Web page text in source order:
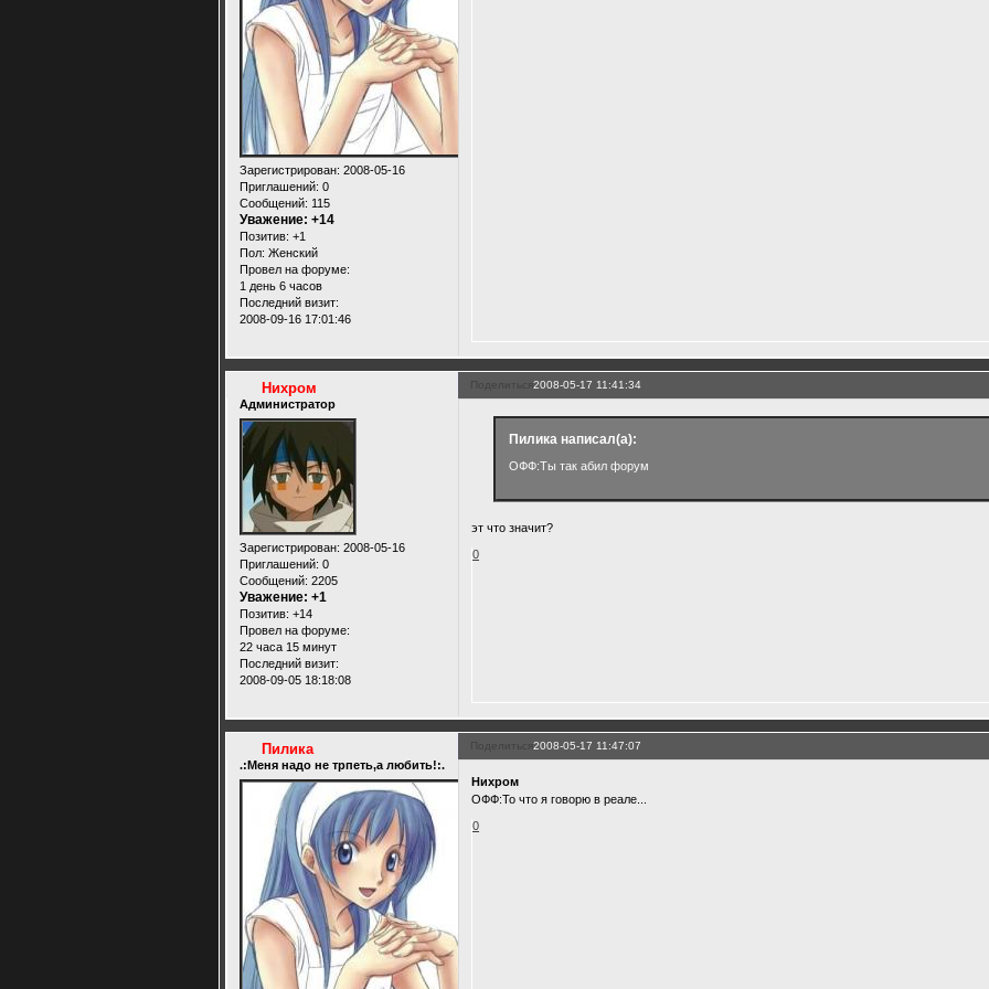
Зарегистрирован: 2008-05-16
Приглашений: 0
Сообщений: 115
Уважение: +14
Позитив: +1
Пол: Женский
Провел на форуме:
1 день 6 часов
Последний визит:
2008-09-16 17:01:46
Поделиться2008-05-17 11:41:34
Нихром
Администратор
Зарегистрирован: 2008-05-16
Приглашений: 0
Сообщений: 2205
Уважение: +1
Позитив: +14
Провел на форуме:
22 часа 15 минут
Последний визит:
2008-09-05 18:18:08
Пилика написал(а):
ОФФ:Ты так абил форум
эт что значит?
0
Поделиться2008-05-17 11:47:07
Пилика
.:Меня надо не трпеть,а любить!:.
Нихром
ОФФ:То что я говорю в реале...
0